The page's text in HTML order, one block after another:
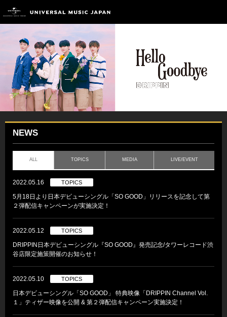
NEWS
ALL TOPICS MEDIA LIVE/EVENT
2022.05.16 TOPICS
5月18日より日本デビューシングル「SO GOOD」リリースを記念して第
２弾配信キャンペーンが実施決定！
2022.05.12 TOPICS
DRIPPIN日本デビューシングル『SO GOOD』発売記念/タワーレコード渋
谷店限定施策開催のお知らせ！
2022.05.10 TOPICS
日本デビューシングル「SO GOOD」 特典映像「DRIPPIN Channel Vol.
１」ティザー映像を公開 & 第２弾配信キャンペーン実施決定！